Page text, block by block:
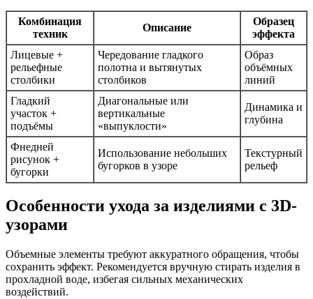
Комбинация
техник
Описание
Образец
эффекта
Лицевые +
рельефные
столбики
Чередование гладкого
полотна и вытянутых
столбиков
Образ
объёмных
линий
Гладкий
участок +
подъёмы
Диагональные или
вертикальные
«выпуклости»
Динамика и
глубина
Фнедней
рисунок +
бугорки
Использование небольших
бугорков в узоре
Текстурный
рельеф
Особенности ухода за изделиями с 3D-
узорами
Объемные элементы требуют аккуратного обращения, чтобы
сохранить эффект. Рекомендуется вручную стирать изделия в
прохладной воде, избегая сильных механических
воздействий.